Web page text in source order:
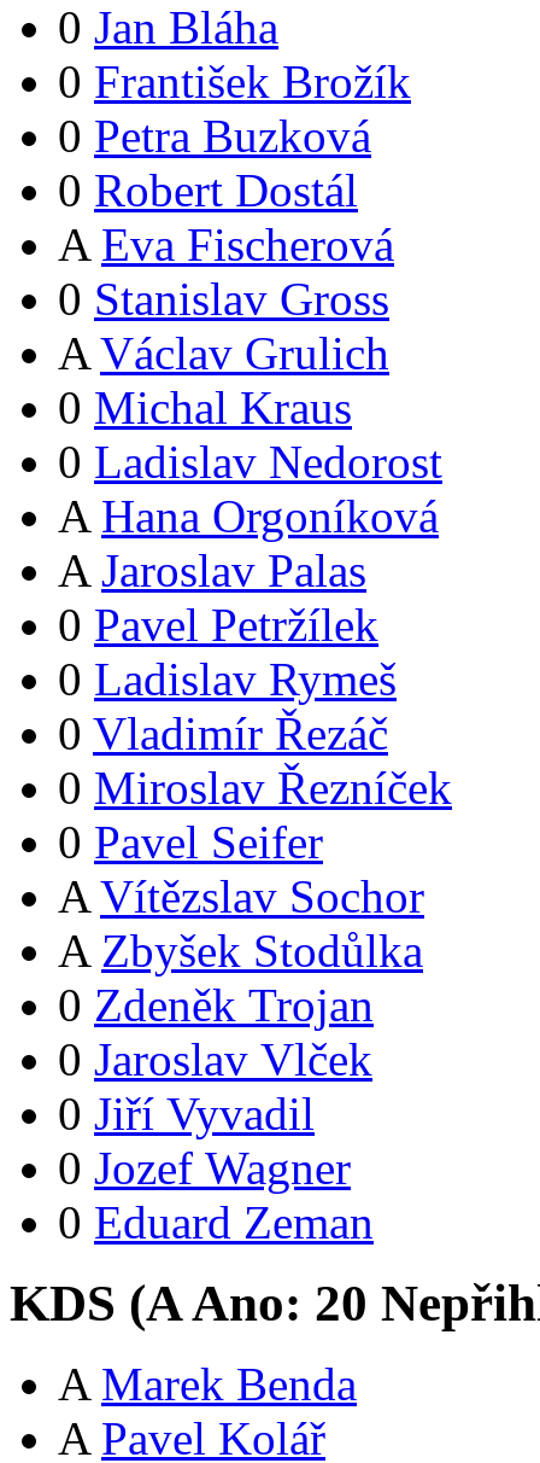
0 Jan Bláha
0 František Brožík
0 Petra Buzková
0 Robert Dostál
A Eva Fischerová
0 Stanislav Gross
A Václav Grulich
0 Michal Kraus
0 Ladislav Nedorost
A Hana Orgoníková
A Jaroslav Palas
0 Pavel Petržílek
0 Ladislav Rymeš
0 Vladimír Řezáč
0 Miroslav Řezníček
0 Pavel Seifer
A Vítězslav Sochor
A Zbyšek Stodůlka
0 Zdeněk Trojan
0 Jaroslav Vlček
0 Jiří Vyvadil
0 Jozef Wagner
0 Eduard Zeman
KDS (AAno: 20
A Marek Benda
A Pavel Kolář